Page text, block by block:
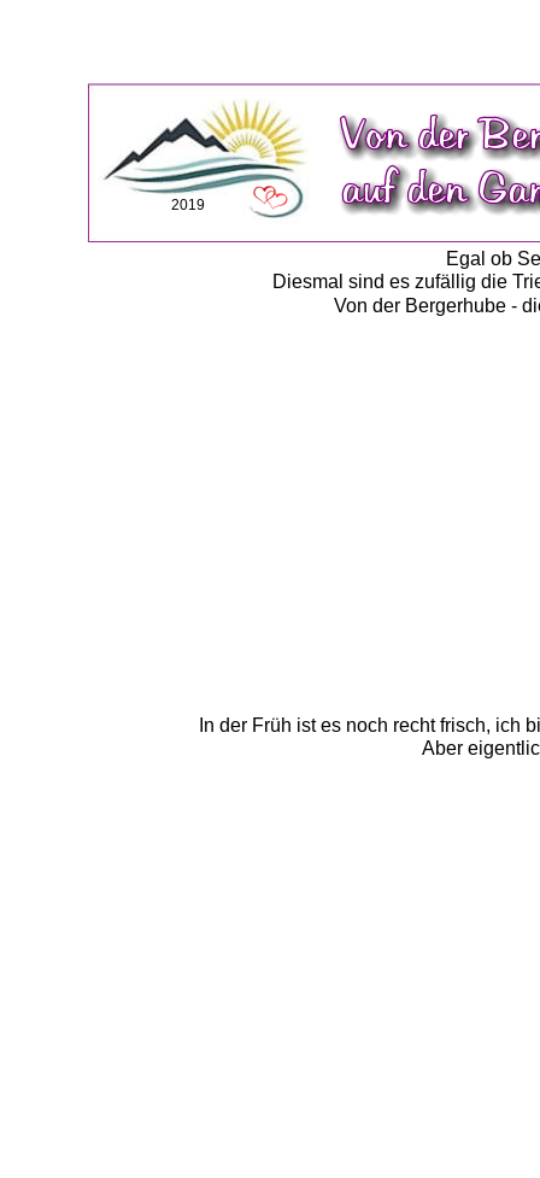
Egal ob
Diesmal sind es zufällig die
Von der Bergerhube -
2019
In der Früh ist es noch recht frisch, ich
Aber